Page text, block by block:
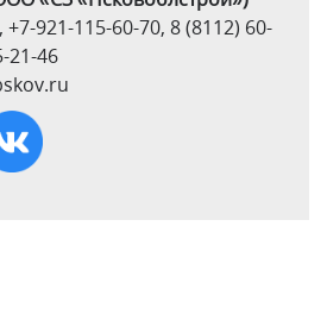
, +7-921-115-60-70, 8 (8112) 60-
21-46